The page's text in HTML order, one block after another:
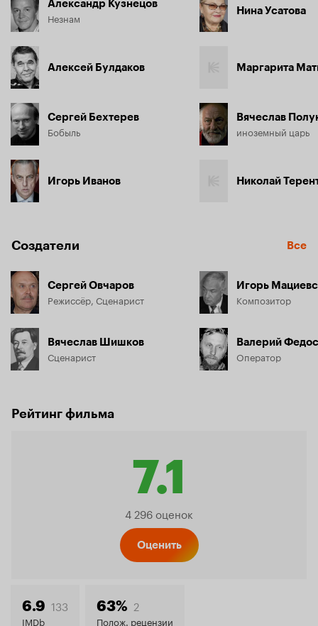
Александр Кузнецов
Незнам
Алексей Булдаков
Сергей Бехтерев
Бобыль
Игорь Иванов
Нина Усатова
Маргарита
Вячеслав
иноземный царь
Николай
Создатели Все
Сергей Овчаров
Режиссёр, Сценарист
Вячеслав Шишков
Сценарист
Игорь
Композитор
Валерий
Оператор
Рейтинг фильма
7.1
4 296 оценок
Оценить
6.9 133
IMDb
63% 2
Полож. рецензии